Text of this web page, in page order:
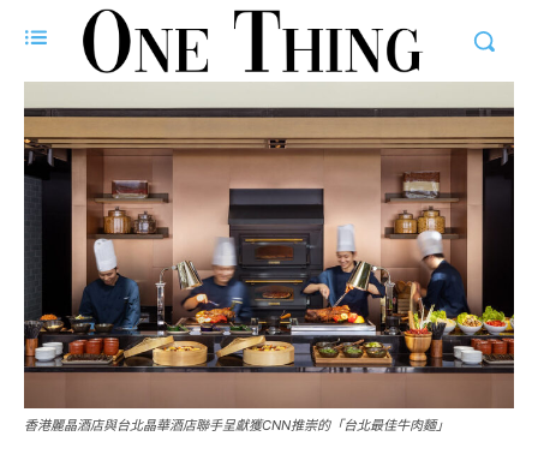
香港麗晶酒店與台北晶華酒店聯手呈獻獲CNN推崇的「台北最佳牛肉麵」